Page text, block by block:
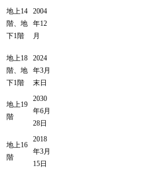
地上14
階、地
下1階
2004
年12
月
地上18
階、地
下1階
2024
年3月
末日
地上19
階
2030
年6月
28日
地上16
階
2018
年3月
15日